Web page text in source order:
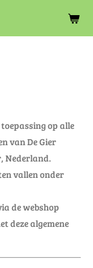
op alle
van De Gier
Nederland.
vallen onder
de webshop
deze algemene